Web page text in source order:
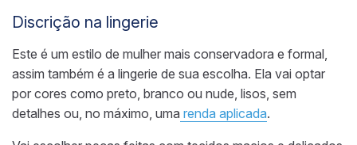
Discrição na lingerie
Este é um estilo de mulher mais conservadora e formal,
assim também é a lingerie de sua escolha. Ela vai optar
por cores como preto, branco ou nude, lisos, sem
detalhes ou, no máximo, uma renda aplicada.